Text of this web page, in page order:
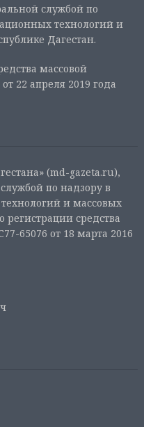
службой по
технологий и
Дагестан.
массовой
22 апреля 2019 года
(md-gazeta.ru),
по надзору в
и массовых
средства
65076 от 18 марта 2016